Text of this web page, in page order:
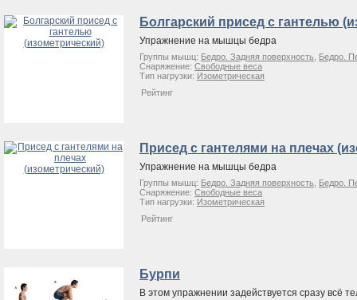
Болгарский присед с гантелью
Упражнение на мышцы бедра
Группы мышц: Бедро. Задняя поверхность
Бедро.
Снаряжение: Свободные веса
Тип нагрузки: Изометрическая
Рейтинг
Присед с гантелями на плечах
Упражнение на мышцы бедра
Группы мышц: Бедро. Задняя поверхность
Бедро.
Снаряжение: Свободные веса
Тип нагрузки: Изометрическая
Рейтинг
Бурпи
В этом упражнении задействуется сразу всё